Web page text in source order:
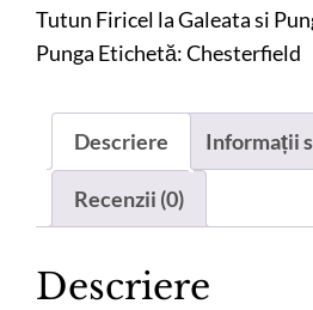
Punga
Chesterfield
500
Tutun Firicel la Galeata si
Punga Etichetă:Chesterfield
Descriere Informații
Recenzii (0)
Descriere